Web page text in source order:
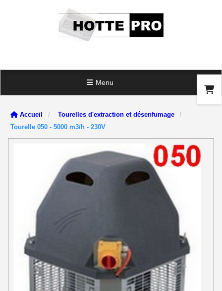
Menu
Accueil
Tourelles d'extraction et désenfumage
Tourelle 050 - 5000 m3/h - 230V